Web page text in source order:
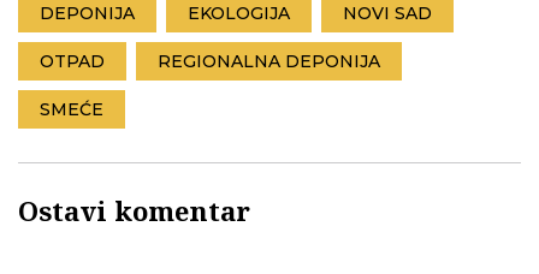
DEPONIJA EKOLOGIJA NOVI SAD
OTPAD REGIONALNA DEPONIJA
SMEĆE
Ostavi komentar